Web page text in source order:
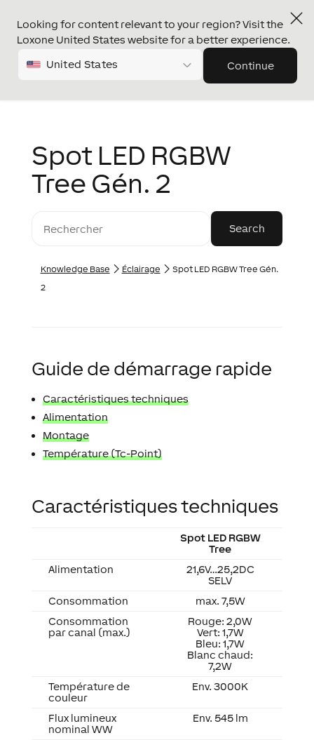
Looking for content relevant to your region? Visit the
Loxone United States website for a better experience.
United States Continue
Spot LED RGBW
Tree Gén. 2
Knowledge Base Éclairage
Spot LED RGBW Tree Gén.
2
Guide de démarrage rapide
Caractéristiques techniques
Alimentation
Montage
Température (Tc-Point)
Caractéristiques techniques
Spot LED RGBW
Tree
Alimentation
21,6V…25,2DC
SELV
Consommation
max. 7,5W
Consommation
par canal (max.)
Rouge: 2,0W
Vert: 1,7W
Bleu: 1,7W
Blanc chaud:
7,2W
Température de
couleur
Env. 3000K
Flux lumineux
nominal WW
Env. 545 lm